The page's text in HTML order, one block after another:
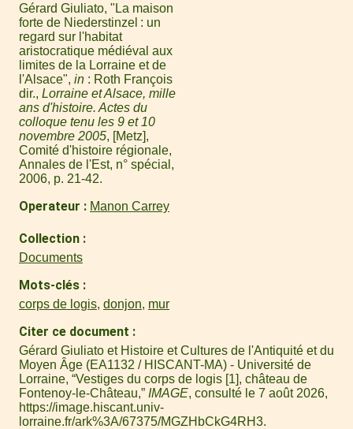
Gérard Giuliato, "La maison
forte de Niederstinzel : un
regard sur l'habitat
aristocratique médiéval aux
limites de la Lorraine et de
l'Alsace", in : Roth François
dir., Lorraine et Alsace, mille
ans d'histoire. Actes du
colloque tenu les 9 et 10
novembre 2005, [Metz],
Comité d'histoire régionale,
Annales de l'Est, n° spécial,
2006, p. 21-42.
Operateur Manon Carrey
Collection
Documents
Mots-clés
corps de logis, donjon, mur
Citer ce document
Gérard Giuliato et Histoire et Cultures de l'Antiquité et du
Moyen Âge (EA1132 / HISCANT-MA) - Université de
Lorraine, “Vestiges du corps de logis [1], château de
Fontenoy-le-Château,” IMAGE, consulté le 7 août 2026,
https://image.hiscant.univ-
lorraine.fr/ark%3A/67375/MGZHbCkG4RH3.